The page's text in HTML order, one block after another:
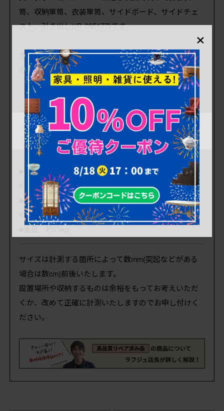
笥、収納箪笥、衣装箪笥、サイドボード、サイドチェ
スト、引き出し)(R-065177)です。
当店にて新たにヒノキ天板を取りつけました。
引き出しはスムーズに動きます。
ダメージが少なく、アンティーク品として高品質なお
品です。
使用上問題のあるダメージはありません。
■引き出しの内寸(大) 各 深さ220mm/幅810mm/奥行
410mm
■引き出しの内寸(小) 各 深さ210mm/幅520mm/奥行
410mm
サイズは計測する箇所によって数mm(突起などがある
場合は数cm)前後いたします。
設置場所や収納するものは余裕をもってお考えいただ
くか、改めて正確に計測いたしますのでお申し付けく
ださい。
×